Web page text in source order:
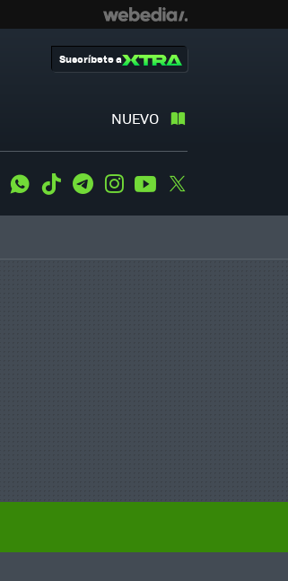
NUEVO
Suscríbete a
WhatsApp
Tiktok TelegramInstagramYoutube